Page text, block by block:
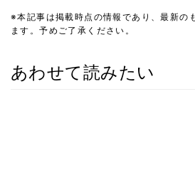
※本記事は掲載時点の情報であり、最新の
ます。予めご了承ください。
あわせて読みたい